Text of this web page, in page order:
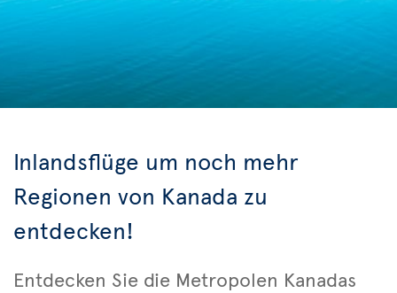
Inlandsflüge um noch mehr
Regionen von Kanada zu
entdecken!
Entdecken Sie die Metropolen Kanadas